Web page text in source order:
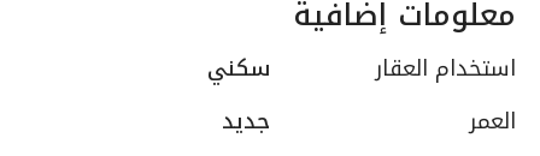
معلومات إضافية
استخدام العقار
سكني
العمر
جديد